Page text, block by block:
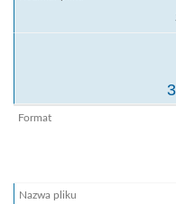
Rosja - lista